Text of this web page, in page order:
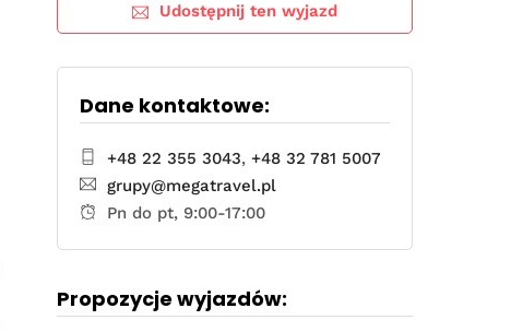
Udostępnij ten wyjazd
Dane kontaktowe:
+48 22 355 3043,+48 32 781 5007
grupy@megatravel.pl
Pn do pt, 9:00-17:00
Propozycje wyjazdów: